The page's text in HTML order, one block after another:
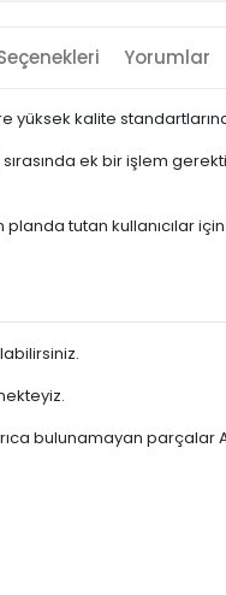
Yorumlar
yüksek kalite
ek bir işlem
planda tutan kullanıcılar
bulunamayan parçalar